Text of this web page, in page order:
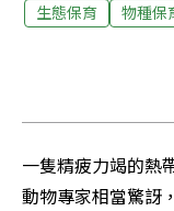
生態保育 物種保
一隻精疲力竭的熱
動物專家相當驚訝